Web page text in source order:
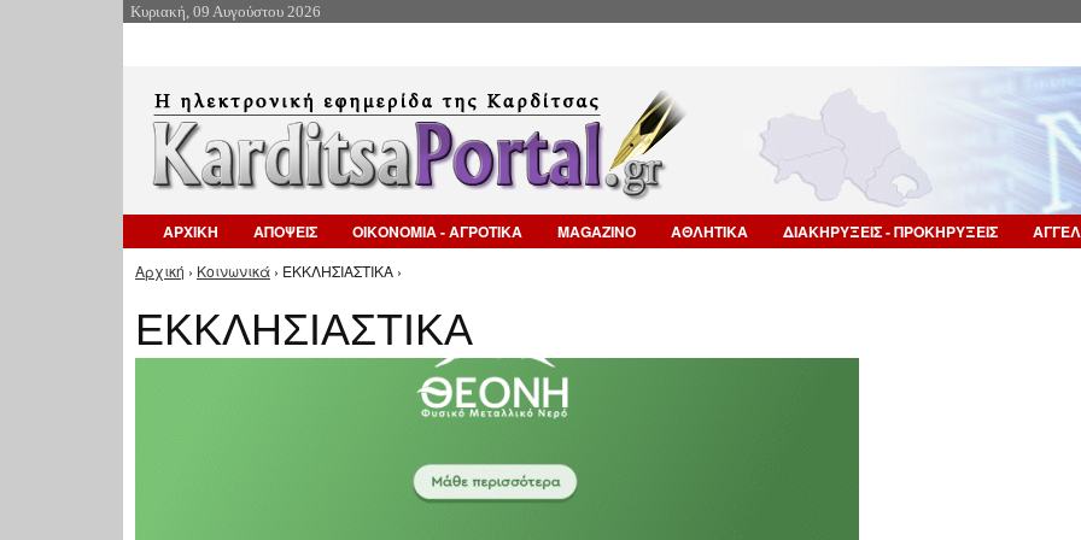
Κυριακή, 09 Αυγούστου 2026
ΑΡΧΙΚΗ ΑΠΟΨΕΙΣ ΟΙΚΟΝΟΜΙΑ - ΑΓΡΟΤΙΚΑ MAGAZINO ΑΘΛΗΤΙΚΑ ΔΙΑΚΗΡΥΞΕΙΣ - ΠΡΟΚΗΡΥΞΕΙΣ
Είστε εδώ
Αρχική › Κοινωνικά › ΕΚΚΛΗΣΙΑΣΤΙΚΑ ›
ΕΚΚΛΗΣΙΑΣΤΙΚΑ